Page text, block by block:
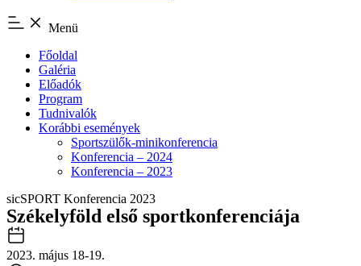
Menü
Főoldal
Galéria
Előadók
Program
Tudnivalók
Korábbi események
Sportszülők-minikonferencia
Konferencia – 2024
Konferencia – 2023
sicSPORT Konferencia 2023
Székelyföld első sportkonferenciája
2023. május 18-19.